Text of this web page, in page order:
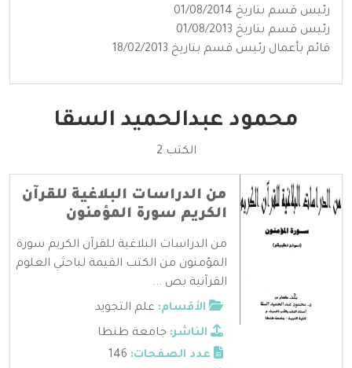
رئيس قسم بتاريخ 01/08/2014
رئيس قسم بتاريخ 01/08/2013
قائم بأعمال رئيس قسم بتاريخ 18/02/2013
محمود عبدالحميد السقا
الكتب 2
من الدراسات البلاغية للقرآن
الكريم سورة المؤمنون
من الدراسات البلاغية للقرآن الكريم سورة
المؤمنون من الكتب القيمة لباحثي العلوم
القرآنية بص ...
الأقسام: علم التجويد
الناشر: جامعة طنطا
عدد الصفحات: